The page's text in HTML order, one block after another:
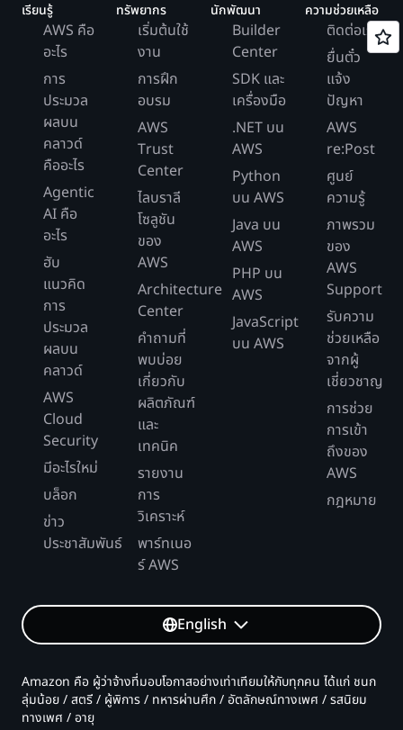
เรียนรู้
AWS คือ
อะไร
การ
ประมวล
ผลบน
คลาวด์
คืออะไร
Agentic
AI คือ
อะไร
ฮับ
แนวคิด
การ
ประมวล
ผลบน
คลาวด์
AWS
Cloud
Security
มีอะไรใหม่
บล็อก
ข่าว
ประชาสัมพันธ์
ทรัพยากร
เริ่มต้นใช้
งาน
การฝึก
อบรม
AWS
Trust
Center
ไลบราลี
โซลูชัน
ของ
AWS
Architecture
Center
คำถามที่
พบบ่อย
เกี่ยวกับ
ผลิตภัณฑ์
และ
เทคนิค
รายงาน
การ
วิเคราะห์
พาร์ทเนอ
ร์ AWS
นักพัฒนา
Builder
Center
SDK และ
เครื่องมือ
.NET บน
AWS
Python
บน AWS
Java บน
AWS
PHP บน
AWS
JavaScript
บน AWS
ความช่วยเหลือ
ติดต่อเรา
ยื่นตั๋ว
แจ้ง
ปัญหา
AWS
re:Post
ศูนย์
ความรู้
ภาพรวม
ของ
AWS
Support
รับความ
ช่วยเหลือ
จากผู้
เชี่ยวชาญ
การช่วย
การเข้า
ถึงของ
AWS
กฎหมาย
English
Amazon คือ ผู้ว่าจ้างที่มอบโอกาสอย่างเท่าเทียมให้กับทุกคน ได้แก่ ชนก
ลุ่มน้อย / สตรี / ผู้พิการ / ทหารผ่านศึก / อัตลักษณ์ทางเพศ / รสนิยม
ทางเพศ / อายุ